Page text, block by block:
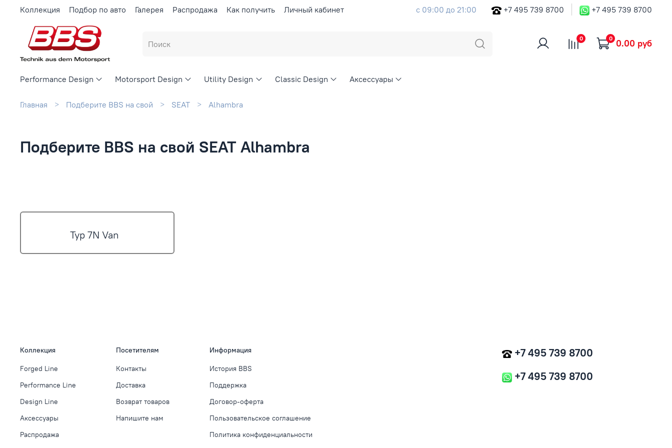
Коллекция Подбор по авто Галерея Распродажа Как получить Личный кабинет с 09:00 до 21:00 +7 495 739 8700 +7 495 739 8700
0 0 0.00 руб
Performance Design Motorsport Design Utility Design Classic Design Аксессуары
Главная Подберите BBS на свой SEAT Alhambra
Подберите BBS на свой SEAT Alhambra
Typ 7N Van
Коллекция
Forged Line
Performance Line
Design Line
Аксессуары
Распродажа
Посетителям
Контакты
Доставка
Возврат товаров
Напишите нам
Информация
История BBS
Поддержка
Договор-оферта
Пользовательское соглашение
Политика конфиденциальности
+7 495 739 8700
+7 495 739 8700